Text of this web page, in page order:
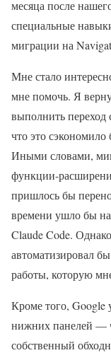
месяца после
специальные
миграции на
Мне стало
мне помочь. Я
выполнить переход
что это
Иными словами,
функции-
пришлось бы
времени ушло бы
Claude Code.
автоматизировал
работы, которую
Кроме того, Google
нижних панелей —
собственный